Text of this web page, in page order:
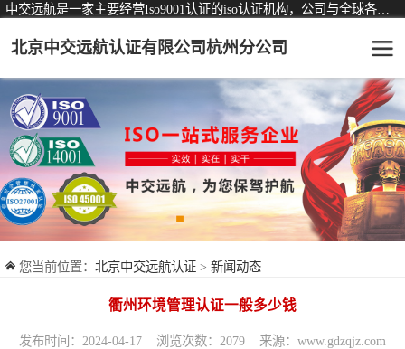
北京中交远航认证有限公司杭州分公司
您当前位置： 北京中交远航认证 > 新闻动态
衢州环境管理认证一般多少钱
发布时间：2024-04-17 浏览次数：2079 来源：www.gdzqjz.com
认证服务 可从事认证业务一览表
ISO9001质量管理体系认证
ISO14001环境管理体系认证
ISO45001职业健康安全管理体系认证
交通运输服务认证
ISO27001信息安全管理体系认证